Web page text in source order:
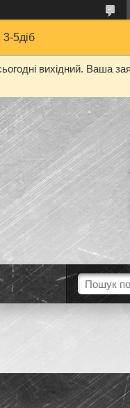
5діб
вихідний. Ваша